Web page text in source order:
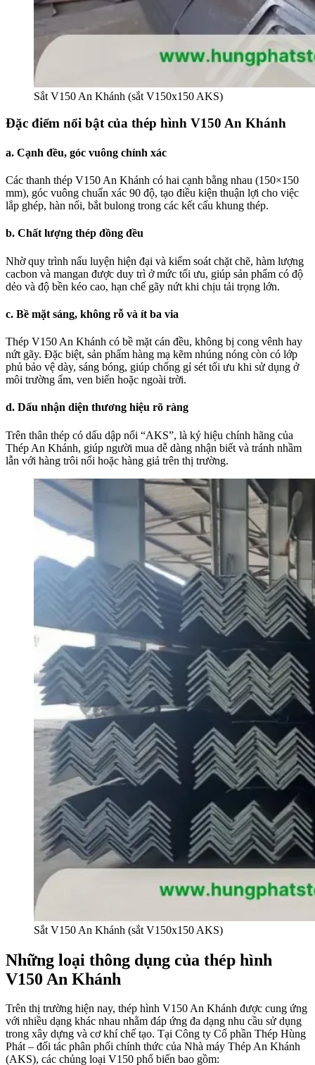
Sắt V150 An Khánh (sắt V150x150 AKS)
Đặc điểm nổi bật của thép hình V150 An Khánh
a. Cạnh đều, góc vuông chính xác
Các thanh thép V150 An Khánh có hai cạnh bằng nhau (150×150
mm), góc vuông chuẩn xác 90 độ, tạo điều kiện thuận lợi cho việc
lắp ghép, hàn nối, bắt bulong trong các kết cấu khung thép.
b. Chất lượng thép đồng đều
Nhờ quy trình nấu luyện hiện đại và kiểm soát chặt chẽ, hàm lượng
cacbon và mangan được duy trì ở mức tối ưu, giúp sản phẩm có độ
dẻo và độ bền kéo cao, hạn chế gãy nứt khi chịu tải trọng lớn.
c. Bề mặt sáng, không rỗ và ít ba via
Thép V150 An Khánh có bề mặt cán đều, không bị cong vênh hay
nứt gãy. Đặc biệt, sản phẩm hàng mạ kẽm nhúng nóng còn có lớp
phủ bảo vệ dày, sáng bóng, giúp chống gỉ sét tối ưu khi sử dụng ở
môi trường ẩm, ven biển hoặc ngoài trời.
d. Dấu nhận diện thương hiệu rõ ràng
Trên thân thép có dấu dập nổi “AKS”, là ký hiệu chính hãng của
Thép An Khánh, giúp người mua dễ dàng nhận biết và tránh nhầm
lẫn với hàng trôi nổi hoặc hàng giả trên thị trường.
Sắt V150 An Khánh (sắt V150x150 AKS)
Những loại thông dụng của thép hình
V150 An Khánh
Trên thị trường hiện nay, thép hình V150 An Khánh được cung ứng
với nhiều dạng khác nhau nhằm đáp ứng đa dạng nhu cầu sử dụng
trong xây dựng và cơ khí chế tạo. Tại Công ty Cổ phần Thép Hùng
Phát – đối tác phân phối chính thức của Nhà máy Thép An Khánh
(AKS), các chủng loại V150 phổ biến bao gồm: